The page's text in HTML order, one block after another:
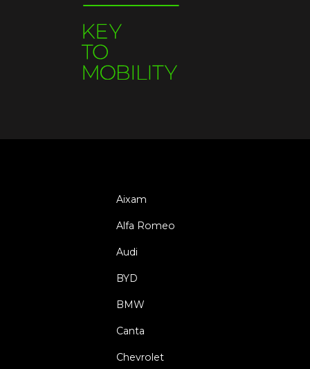
Aixam
Alfa Romeo
Audi
BYD
BMW
Canta
Chevrolet